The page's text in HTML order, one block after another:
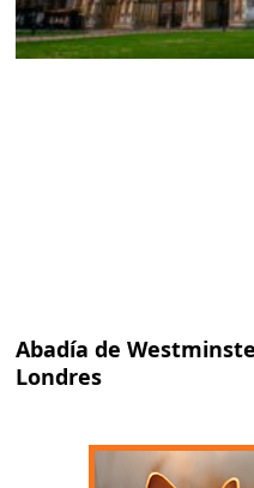
Abadía de
Londres